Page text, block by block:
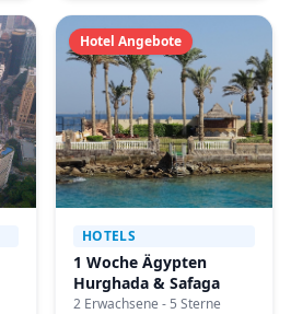
Hotel Angebote
HOTELS
1 Woche Ägypten
Hurghada & Safaga
2 Erwachsene - 5 Sterne